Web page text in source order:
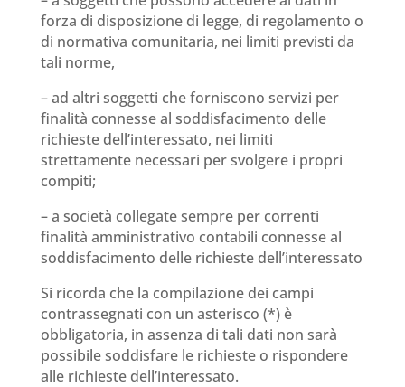
forza di disposizione di legge, di regolamento o
di normativa comunitaria, nei limiti previsti da
tali norme,
– ad altri soggetti che forniscono servizi per
finalità connesse al soddisfacimento delle
richieste dell’interessato, nei limiti
strettamente necessari per svolgere i propri
compiti;
– a società collegate sempre per correnti
finalità amministrativo contabili connesse al
soddisfacimento delle richieste dell’interessato
Si ricorda che la compilazione dei campi
contrassegnati con un asterisco (*) è
obbligatoria, in assenza di tali dati non sarà
possibile soddisfare le richieste o rispondere
alle richieste dell’interessato.